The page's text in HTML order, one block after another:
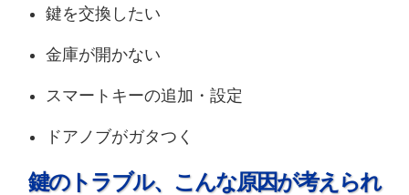
鍵を交換したい
金庫が開かない
スマートキーの追加・設定
ドアノブがガタつく
鍵のトラブル、こんな原因が考えられ